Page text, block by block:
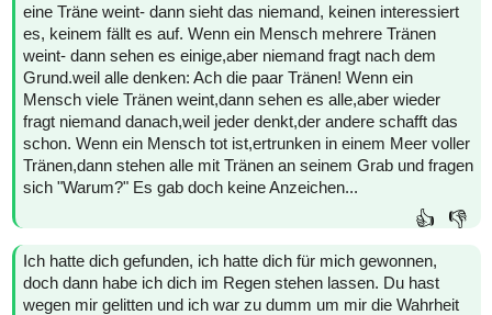
eine Träne weint- dann sieht das niemand, keinen interessiert
es, keinem fällt es auf. Wenn ein Mensch mehrere Tränen
weint- dann sehen es einige,aber niemand fragt nach dem
Grund.weil alle denken: Ach die paar Tränen! Wenn ein
Mensch viele Tränen weint,dann sehen es alle,aber wieder
fragt niemand danach,weil jeder denkt,der andere schafft das
schon. Wenn ein Mensch tot ist,ertrunken in einem Meer voller
Tränen,dann stehen alle mit Tränen an seinem Grab und fragen
sich "Warum?" Es gab doch keine Anzeichen...
👍 👎
Ich hatte dich gefunden, ich hatte dich für mich gewonnen,
doch dann habe ich dich im Regen stehen lassen. Du hast
wegen mir gelitten und ich war zu dumm um mir die Wahrheit